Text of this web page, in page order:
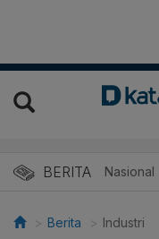
BERITA Nasional
Berita Industri